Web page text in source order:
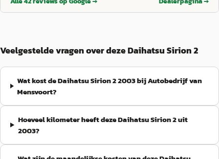
Veelgestelde vragen over deze Daihatsu Sirion 2
Wat kost de Daihatsu Sirion 2 2003 bij Autobedrijf van
Mensvoort?
Hoeveel kilometer heeft deze Daihatsu Sirion 2 uit
2003?